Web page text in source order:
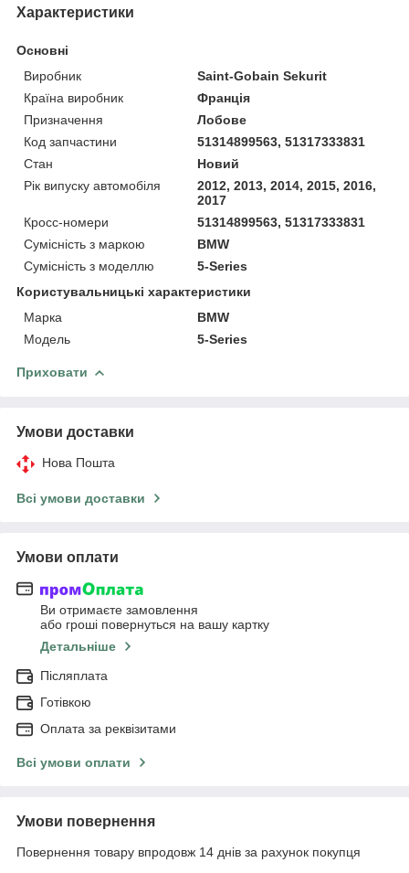
Характеристики
Основні
Виробник
Saint-Gobain Sekurit
Країна виробник
Франція
Призначення
Лобове
Код запчастини
51314899563, 51317333831
Стан
Новий
Рік випуску автомобіля
2012, 2013, 2014, 2015, 2016,
2017
Кросс-номери
51314899563, 51317333831
Сумісність з маркою
BMW
Сумісність з моделлю
5-Series
Користувальницькі характеристики
Марка
BMW
Модель
5-Series
Приховати
Умови доставки
Нова Пошта
Всі умови доставки
Умови оплати
Ви отримаєте замовлення
або гроші повернуться на вашу картку
Детальніше
Післяплата
Готівкою
Оплата за реквізитами
Всі умови оплати
Умови повернення
Повернення товару впродовж 14 днів за рахунок покупця